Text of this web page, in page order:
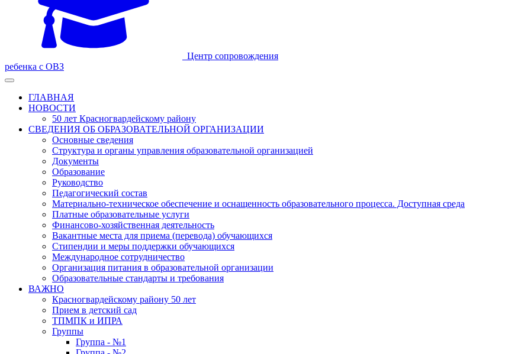
Центр сопровождения
ребенка с ОВЗ
ГЛАВНАЯ
НОВОСТИ
50 лет Красногвардейскому району
СВЕДЕНИЯ ОБ ОБРАЗОВАТЕЛЬНОЙ ОРГАНИЗАЦИИ
Основные сведения
Структура и органы управления образовательной организацией
Документы
Образование
Руководство
Педагогический состав
Материально-техническое обеспечение и оснащенность образовательного процесса. Доступная среда
Платные образовательные услуги
Финансово-хозяйственная деятельность
Вакантные места для приема (перевода) обучающихся
Стипендии и меры поддержки обучающихся
Международное сотрудничество
Организация питания в образовательной организации
Образовательные стандарты и требования
ВАЖНО
Красногвардейскому району 50 лет
Прием в детский сад
ТПМПК и ИПРА
Группы
Группа - №1